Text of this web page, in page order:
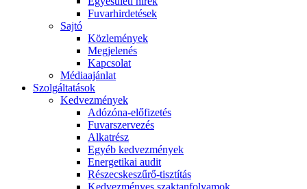
Fuvarhirdetések
Sajtó
Közlemények
Megjelenés
Kapcsolat
Médiaajánlat
Szolgáltatások
Kedvezmények
Adózóna-előfizetés
Fuvarszervezés
Alkatrész
Egyéb kedvezmények
Energetikai audit
Részecskeszűrő-tisztítás